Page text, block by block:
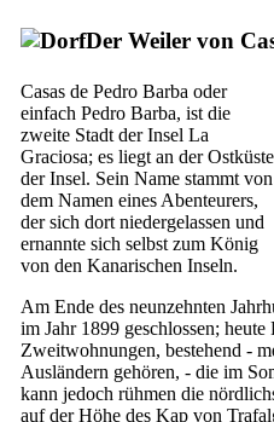
Der Weiler von
Casas de Pedro Barba oder
einfach Pedro Barba, ist die
zweite Stadt der Insel La
Graciosa; es liegt an der Ostküste
der Insel. Sein Name stammt von
dem Namen eines Abenteurers,
der sich dort niedergelassen und
ernannte sich selbst zum König
von den Kanarischen Inseln.
Am Ende des neunzehnten
im Jahr 1899 geschlossen; heute
Zweitwohnungen, bestehend -
Ausländern gehören, - die im
kann jedoch rühmen die
auf der Höhe des Kap von